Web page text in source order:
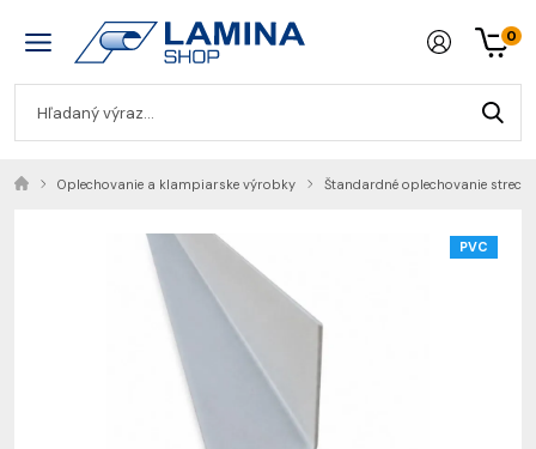
0
Oplechovanie a klampiarske výrobky Štandardné oplechovanie strechy
PVC